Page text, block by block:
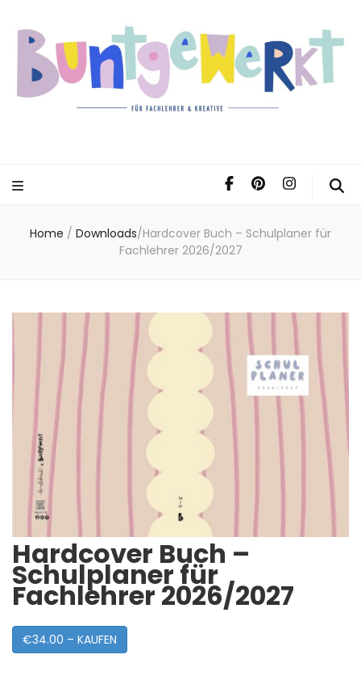
Home / Downloads/Hardcover Buch – Schulplaner für
Fachlehrer 2026/2027
Hardcover Buch –
Schulplaner für
Fachlehrer 2026/2027
€34.00 – KAUFEN